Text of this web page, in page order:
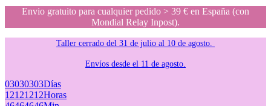
Envio gratuito para cualquier pedido > 39 € en España (con
Mondial Relay Inpost).
Taller cerrado del 31 de julio al 10 de agosto.
Envíos desde el 11 de agosto.
03030303Días
12121212Horas